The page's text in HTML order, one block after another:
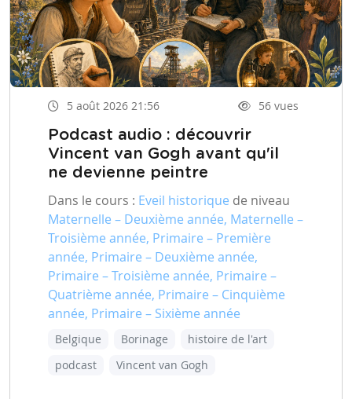
5 août 2026 21:56 56 vues
Podcast audio : découvrir
Vincent van Gogh avant qu'il
ne devienne peintre
Dans le cours : Eveil historique de niveau
Maternelle – Deuxième année, Maternelle –
Troisième année, Primaire – Première
année, Primaire – Deuxième année,
Primaire – Troisième année, Primaire –
Quatrième année, Primaire – Cinquième
année, Primaire – Sixième année
Belgique Borinage
histoire de l'art
podcast
Vincent van Gogh